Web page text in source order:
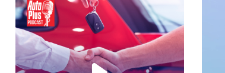
AINS, et bienfaits des
00:03:56 - IL Y A 1 MOIS
2 juillet 2026 : Frozen
du Cuir Chevelu